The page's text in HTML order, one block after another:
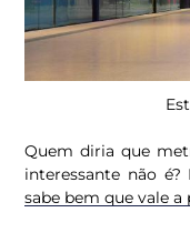
Quem diria que
interessante não
sabe bem que vale a